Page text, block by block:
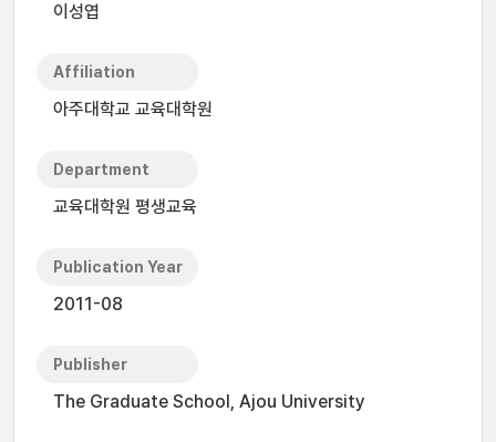
이성엽
Affiliation
아주대학교 교육대학원
Department
교육대학원 평생교육
Publication Year
2011-08
Publisher
The Graduate School, Ajou University